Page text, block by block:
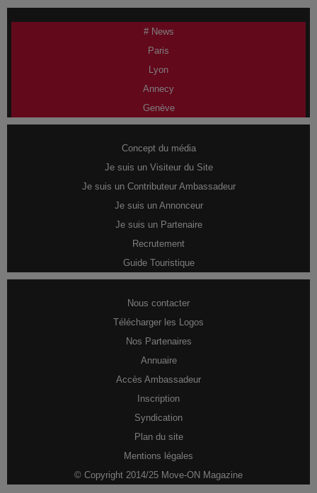
# News
Paris
Lyon
Annecy
Genève
Concept du média
Je suis un Visiteur du Site
Je suis un Contributeur Ambassadeur
Je suis un Annonceur
Je suis un Partenaire
Recrutement
Guide Touristique
Nous contacter
Télécharger les Logos
Nos Partenaires
Annuaire
Accès Ambassadeur
Inscription
Syndication
Plan du site
Mentions légales
© Copyright 2014/25 Move-ON Magazine